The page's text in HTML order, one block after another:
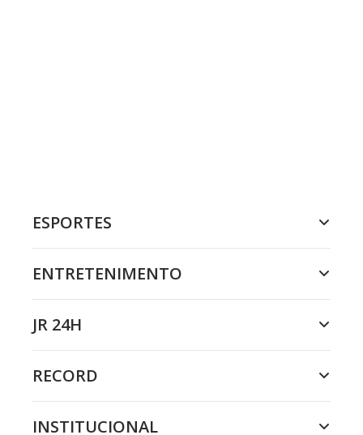
ESPORTES
ENTRETENIMENTO
JR 24H
RECORD
INSTITUCIONAL